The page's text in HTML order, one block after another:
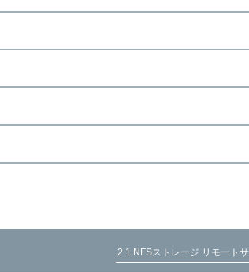
2.1 NFSストレージ リモート